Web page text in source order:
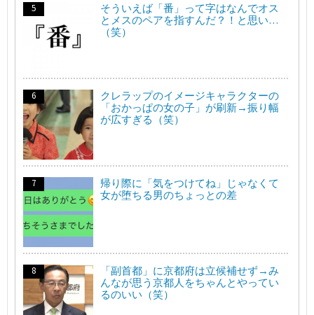
そういえば「番」って字はなんでオス
とメスのペアを指すんだ？！と思い…
（笑）
クレラップのイメージキャラクターの
「おかっぱの女の子」が刷新→振り幅
が広すぎる（笑）
帰り際に「気をつけてね」じゃなくて
女が堕ちる男のちょっとの差
「副首都」に京都府は立候補せず→み
んなが思う京都人をちゃんとやってい
るのいい（笑）